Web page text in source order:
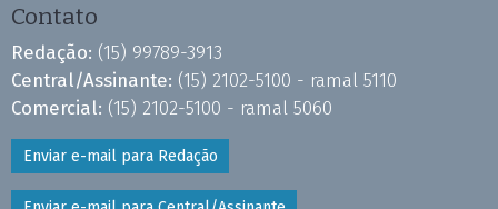
Contato
Redação: (15) 99789-3913
Central/Assinante: (15) 2102-5100 - ramal 5110
Comercial: (15) 2102-5100 - ramal 5060
Enviar e-mail para Redação